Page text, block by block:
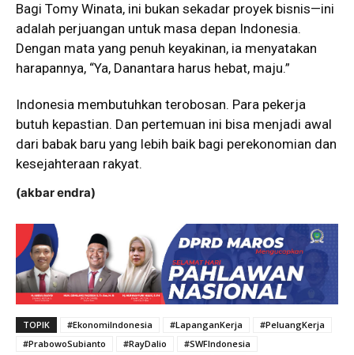
Bagi Tomy Winata, ini bukan sekadar proyek bisnis—ini
adalah perjuangan untuk masa depan Indonesia.
Dengan mata yang penuh keyakinan, ia menyatakan
harapannya, “Ya, Danantara harus hebat, maju.”
Indonesia membutuhkan terobosan. Para pekerja
butuh kepastian. Dan pertemuan ini bisa menjadi awal
dari babak baru yang lebih baik bagi perekonomian dan
kesejahteraan rakyat.
(akbar endra)
TOPIK #EkonomiIndonesia #LapanganKerja
#PeluangKerja
#PrabowoSubianto
#RayDalio
#SWFIndonesia